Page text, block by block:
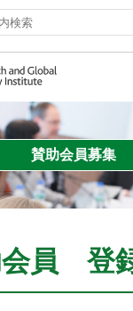
賛助会員募集
会員 登